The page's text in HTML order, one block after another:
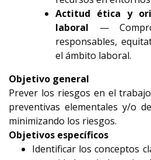
Actitud ética y
laboral —
responsables,
el ámbito laboral.
Objetivo general
Prever los riesgos en el
preventivas elementales y/o
minimizando los riesgos.
Objetivos específicos
Identificar los conceptos